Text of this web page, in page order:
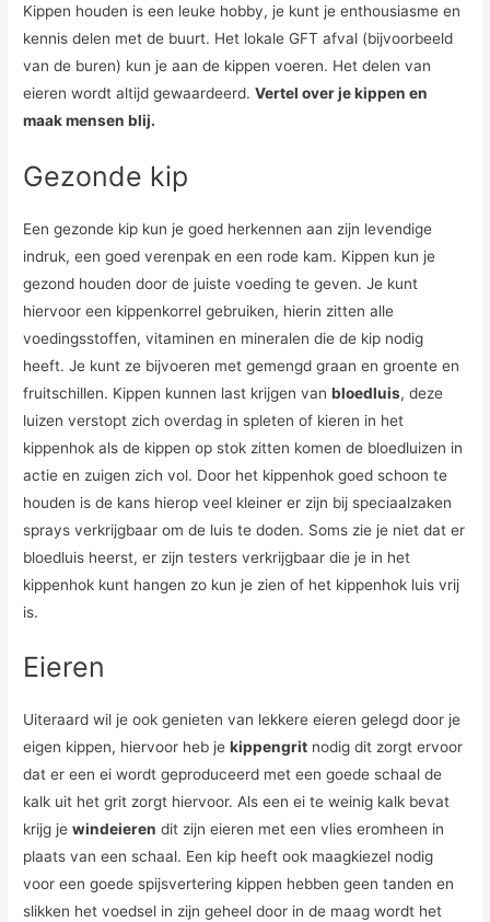
Kippen houden is een leuke hobby, je kunt je enthousiasme en
kennis delen met de buurt. Het lokale GFT afval (bijvoorbeeld
van de buren) kun je aan de kippen voeren. Het delen van
eieren wordt altijd gewaardeerd.Vertel over je kippen en
maak mensen blij.
Gezonde kip
Een gezonde kip kun je goed herkennen aan zijn levendige
indruk, een goed verenpak en een rode kam. Kippen kun je
gezond houden door de juiste voeding te geven. Je kunt
hiervoor een kippenkorrel gebruiken, hierin zitten alle
voedingsstoffen, vitaminen en mineralen die de kip nodig
heeft. Je kunt ze bijvoeren met gemengd graan en groente en
fruitschillen. Kippen kunnen last krijgen vanbloedluis, deze
luizen verstopt zich overdag in spleten of kieren in het
kippenhok als de kippen op stok zitten komen de bloedluizen in
actie en zuigen zich vol. Door het kippenhok goed schoon te
houden is de kans hierop veel kleiner er zijn bij speciaalzaken
sprays verkrijgbaar om de luis te doden. Soms zie je niet dat er
bloedluis heerst, er zijn testers verkrijgbaar die je in het
kippenhok kunt hangen zo kun je zien of het kippenhok luis vrij
is.
Eieren
Uiteraard wil je ook genieten van lekkere eieren gelegd door je
eigen kippen, hiervoor heb jekippengrit nodig dit zorgt ervoor
dat er een ei wordt geproduceerd met een goede schaal de
kalk uit het grit zorgt hiervoor. Als een ei te weinig kalk bevat
krijg jewindeieren dit zijn eieren met een vlies eromheen in
plaats van een schaal. Een kip heeft ook maagkiezel nodig
voor een goede spijsvertering kippen hebben geen tanden en
slikken het voedsel in zijn geheel door in de maag wordt het